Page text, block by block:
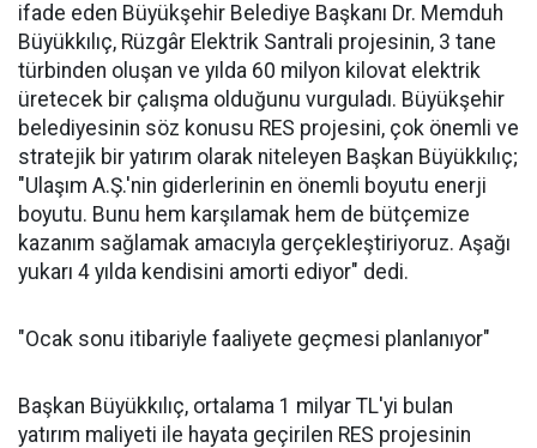
ifade eden Büyükşehir Belediye Başkanı Dr. Memduh
Büyükkılıç, Rüzgâr Elektrik Santrali projesinin, 3 tane
türbinden oluşan ve yılda 60 milyon kilovat elektrik
üretecek bir çalışma olduğunu vurguladı. Büyükşehir
belediyesinin söz konusu RES projesini, çok önemli ve
stratejik bir yatırım olarak niteleyen Başkan Büyükkılıç;
"Ulaşım A.Ş.'nin giderlerinin en önemli boyutu enerji
boyutu. Bunu hem karşılamak hem de bütçemize
kazanım sağlamak amacıyla gerçekleştiriyoruz. Aşağı
yukarı 4 yılda kendisini amorti ediyor" dedi.
"Ocak sonu itibariyle faaliyete geçmesi planlanıyor"
Başkan Büyükkılıç, ortalama 1 milyar TL'yi bulan
yatırım maliyeti ile hayata geçirilen RES projesinin